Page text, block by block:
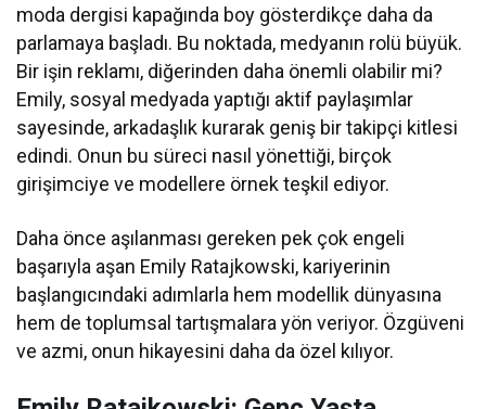
moda dergisi kapağında boy gösterdikçe daha da
parlamaya başladı. Bu noktada, medyanın rolü büyük.
Bir işin reklamı, diğerinden daha önemli olabilir mi?
Emily, sosyal medyada yaptığı aktif paylaşımlar
sayesinde, arkadaşlık kurarak geniş bir takipçi kitlesi
edindi. Onun bu süreci nasıl yönettiği, birçok
girişimciye ve modellere örnek teşkil ediyor.
Daha önce aşılanması gereken pek çok engeli
başarıyla aşan Emily Ratajkowski, kariyerinin
başlangıcındaki adımlarla hem modellik dünyasına
hem de toplumsal tartışmalara yön veriyor. Özgüveni
ve azmi, onun hikayesini daha da özel kılıyor.